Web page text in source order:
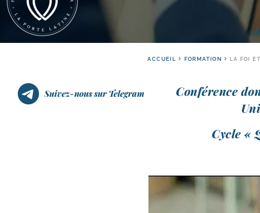
ACCUEIL FORMATION LA FOI
Suivez-nous sur Telegram Conférence
Cycle «